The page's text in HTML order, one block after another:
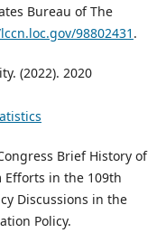
Bureau of The
98802431 .
(2022). 2020
Brief History of
Efforts in the 109th
Discussions in the
Policy.